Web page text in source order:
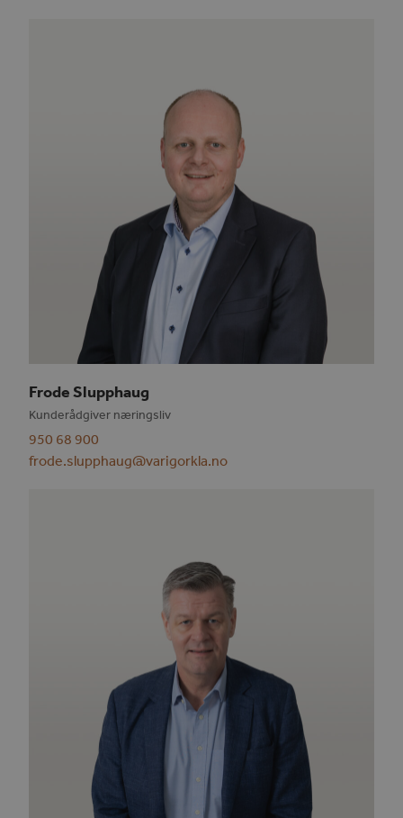
Frode Slupphaug
Kunderådgiver næringsliv
950 68 900
frode.slupphaug@varigorkla.no